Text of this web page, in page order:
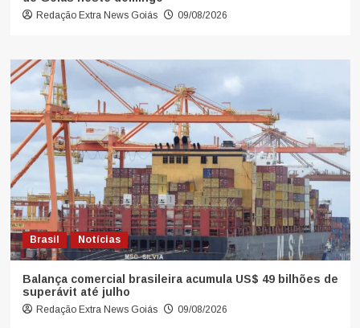
Redação Extra News Goiás 09/08/2026
Brasil Notícias
Balança comercial brasileira acumula US$ 49 bilhões de
superávit até julho
Redação Extra News Goiás 09/08/2026